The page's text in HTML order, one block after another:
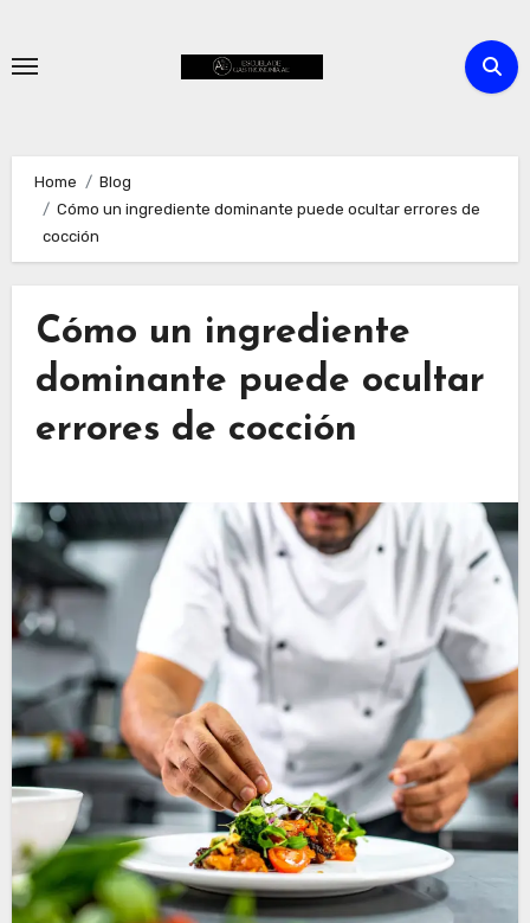
content
Home
Blog
Cómo un ingrediente dominante puede ocultar errores de
cocción
Cómo un ingrediente
dominante puede ocultar
errores de cocción